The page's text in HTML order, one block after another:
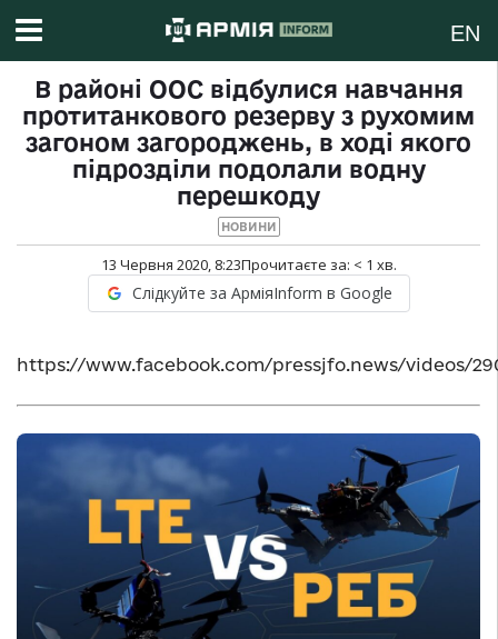
EN
В районі ООС відбулися навчання
протитанкового резерву з рухомим
загоном загороджень, в ході якого
підрозділи подолали водну
перешкоду
НОВИНИ
13 Червня 2020, 8:23Прочитаєте за: < 1 хв.
Слідкуйте за АрміяInform в Google
https://www.facebook.com/pressjfo.news/videos/